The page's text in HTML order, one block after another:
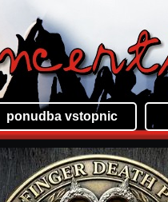
ponudba vstopnic